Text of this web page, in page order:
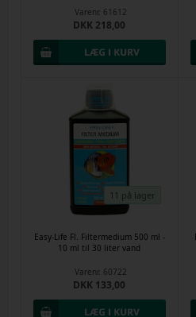
Varenr. 61612
DKK 218,00
11 på lager
Easy-Life Fl. Filtermedium 500 ml -
10 ml til 30 liter vand
Varenr. 60722
DKK 133,00